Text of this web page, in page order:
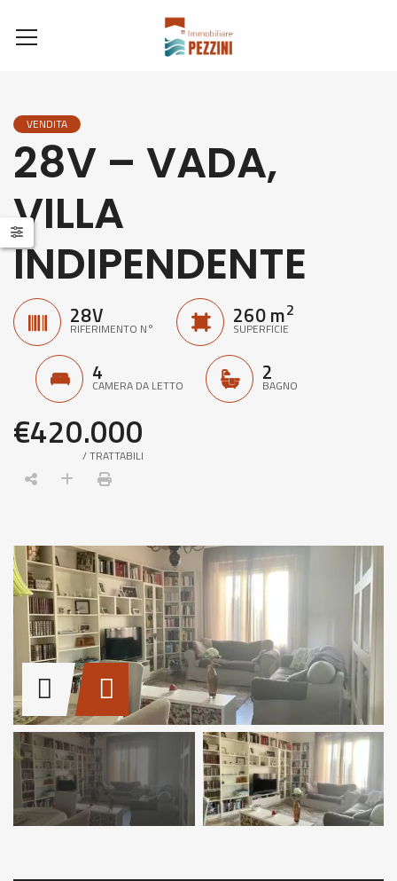
VENDITA
28V – VADA,
VILLA
INDIPENDENTE
28V
RIFERIMENTO N° 260 m2
SUPERFICIE
4
CAMERA DA LETTO 2
BAGNO
€420.000
/ TRATTABILI